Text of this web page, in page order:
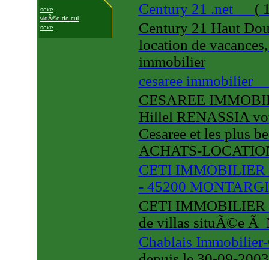
sexe
vidÃ©o de cul
sexe
Century 21 .net (
Century 21 Haut
location de
immobilier
cesaree immobilier
CESAREE
Hillel RENASSIA
Cesaree et les plus
ACHATS-
CETI IMMOBILIER
- 45200
CETI IMMOBILIER
de villas situÃ©e Ã
Chablais